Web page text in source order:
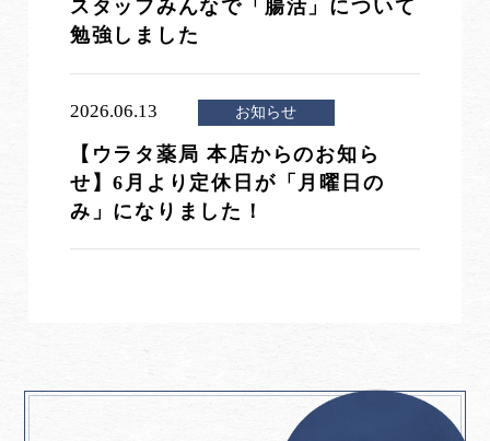
スタッフみんなで「腸活」について
勉強しました
2026.06.13 お知らせ
【ウラタ薬局 本店からのお知ら
せ】6月より定休日が「月曜日の
み」になりました！